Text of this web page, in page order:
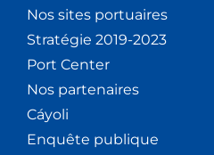
Nos sites portuaires
Stratégie 2019-2023
Port Center
Nos partenaires
Cáyoli
Enquête publique